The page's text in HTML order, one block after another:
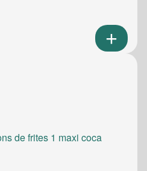
de frites 1 maxi coca